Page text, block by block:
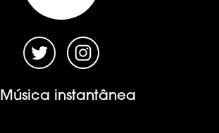
Música instantânea